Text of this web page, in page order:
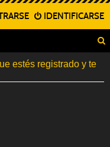
IDENTIFICARSE
estés registrado y te